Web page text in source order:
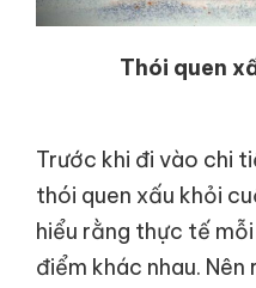
Thói quen
Trước khi đi vào chi
thói quen xấu khỏi
hiểu rằng thực tế
điểm khác nhau.